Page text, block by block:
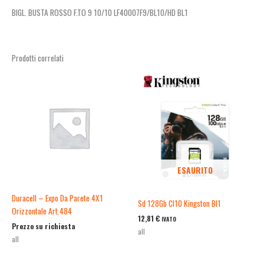
BIGL. BUSTA ROSSO F.TO 9 10/10 LF40007F9/BL10/HD BL1
Prodotti correlati
Duracell – Expo Da Parete 4X1
Orizzontale Art.484
Prezzo su richiesta
all
ESAURITO
Sd 128Gb Cl10 Kingston Bl1
12,81 € IVATO
all